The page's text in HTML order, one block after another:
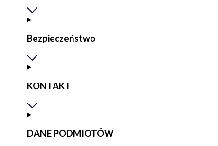
Bezpieczeństwo
KONTAKT
DANE PODMIOTÓW